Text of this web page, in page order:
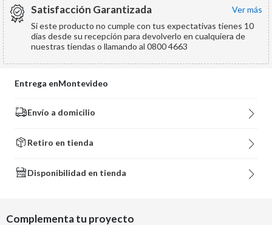
Satisfacción Garantizada
ver más
Si este producto no cumple con tus expectativas tienes 10
días desde su recepción para devolverlo en cualquiera de
nuestras tiendas o llamando al 0800 4663
Entrega enMontevideo
Envío a domicilio
Retiro en tienda
Disponibilidad en tienda
Complementa tu proyecto